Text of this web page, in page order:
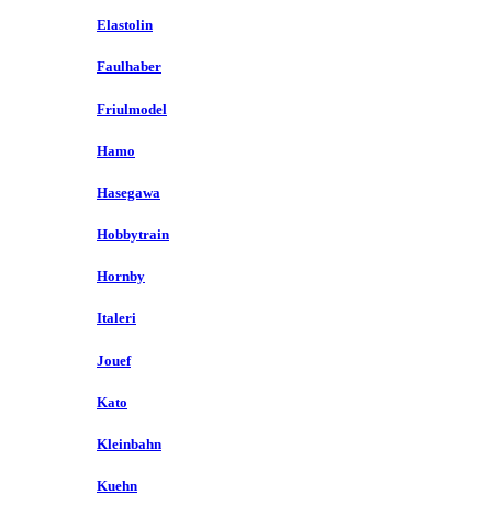
Elastolin
Faulhaber
Friulmodel
Hamo
Hasegawa
Hobbytrain
Hornby
Italeri
Jouef
Kato
Kleinbahn
Kuehn